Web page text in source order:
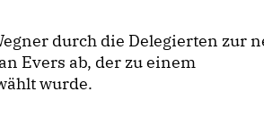
durch die Delegierten zur
Evers ab, der zu einem
wurde.